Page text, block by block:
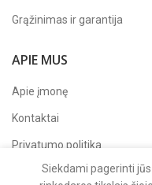
Grąžinimas ir garantija
APIE MUS
Apie įmonę
Kontaktai
Privatumo politika
Sekite musFacebook'e
Siekdami pagerinti